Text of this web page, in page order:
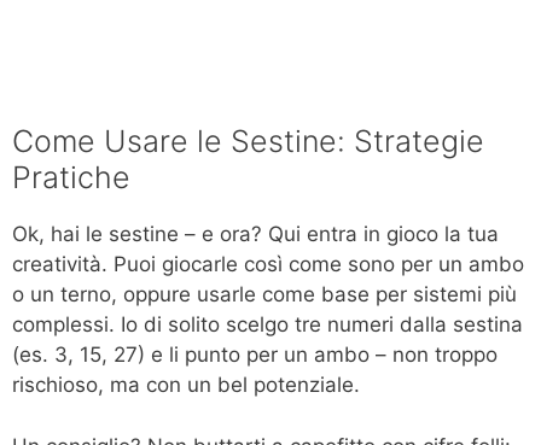
Come Usare le Sestine: Strategie
Pratiche
Ok, hai le sestine – e ora? Qui entra in gioco la tua
creatività. Puoi giocarle così come sono per un ambo
o un terno, oppure usarle come base per sistemi più
complessi. Io di solito scelgo tre numeri dalla sestina
(es. 3, 15, 27) e li punto per un ambo – non troppo
rischioso, ma con un bel potenziale.